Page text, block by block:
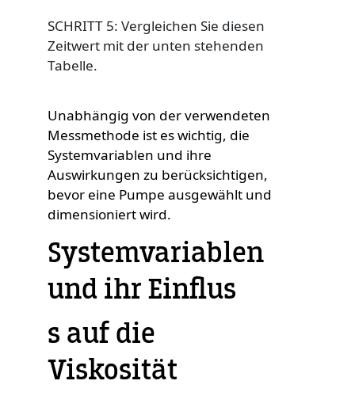
SCHRITT 5: Vergleichen Sie diesen
Zeitwert mit der unten stehenden
Tabelle.
Custom Content Two
Unabhängig von der verwendeten
Messmethode ist es wichtig, die
Systemvariablen und ihre
Auswirkungen zu berücksichtigen,
bevor eine Pumpe ausgewählt und
dimensioniert wird.
Systemvariablen
und ihr Einflus
s auf die
Viskosität